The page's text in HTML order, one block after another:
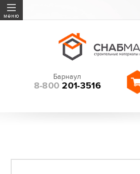
меню
Барнаул
8-800 201-3516
Бетон
Виброоборудование
Вышки-туры
Запчасти и расходные
материалы